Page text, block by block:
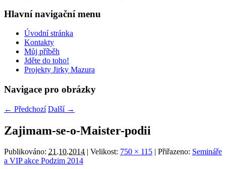
Hlavní navigační menu
Úvodní stránka
Kontakty
Můj příběh
Jděte do toho!
Projekty Jirky Mazura
Navigace pro obrázky
← Předchozí Další →
Zajimam-se-o-Maister-podii
Publikováno: 21.10.2014 | Velikost: 750 × 115 | Přiřazeno: Semináře
a VIP akce Podzim 2014